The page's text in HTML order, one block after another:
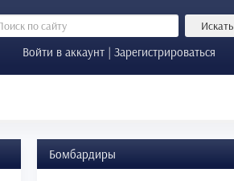
Искать
Войти в аккаунт | Зарегистрироваться
Бомбардиры